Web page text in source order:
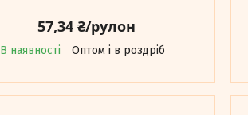
57,34 ₴/рулон
В наявності Оптом і в роздріб